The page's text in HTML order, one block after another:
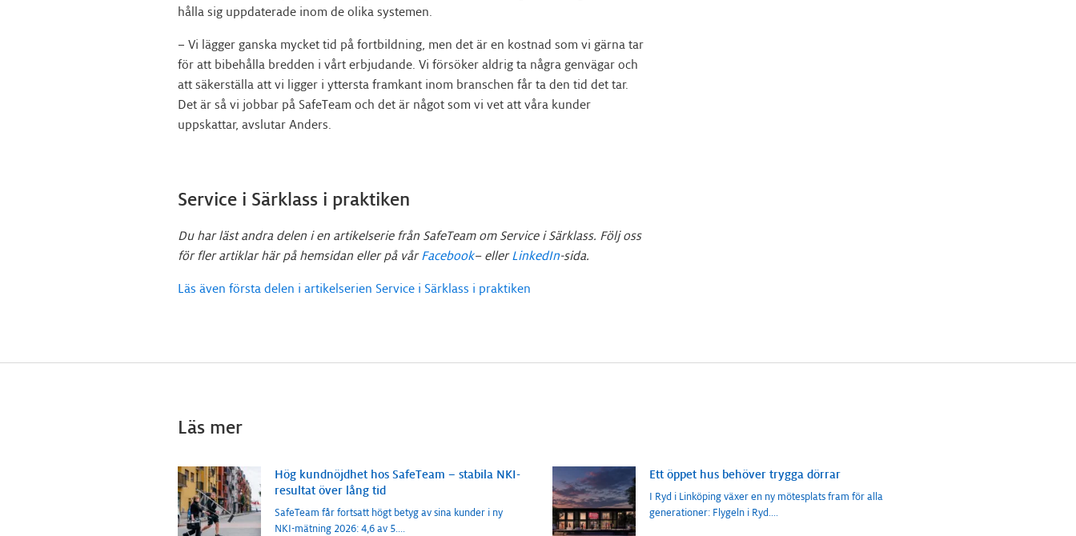
hålla sig uppdaterade inom de olika systemen.
– Vi lägger ganska mycket tid på fortbildning, men det är en kostnad som vi gärna tar
för att bibehålla bredden i vårt erbjudande. Vi försöker aldrig ta några genvägar och
att säkerställa att vi ligger i yttersta framkant inom branschen får ta den tid det tar.
Det är så vi jobbar på SafeTeam och det är något som vi vet att våra kunder
uppskattar, avslutar Anders.
Service i Särklass i praktiken
Du har läst andra delen i en artikelserie från SafeTeam om Service i Särklass. Följ oss
för fler artiklar här på hemsidan eller på vårFacebook– ellerLinkedIn-sida.
Läs även första delen i artikelserien Service i Särklass i praktiken
Läs mer
Hög kundnöjdhet hos SafeTeam – stabila NKI-
resultat över lång tid
SafeTeam får fortsatt högt betyg av sina kunder i ny
NKI-mätning 2026: 4,6 av 5....
Ett öppet hus behöver trygga dörrar
I Ryd i Linköping växer en ny mötesplats fram för alla
generationer: Flygeln i Ryd....